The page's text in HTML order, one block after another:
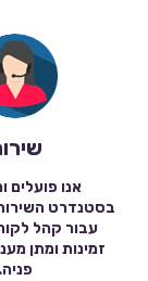
אנו פועלים
בסטנדרט
עבור קהל
זמינות ומתן
פניה.